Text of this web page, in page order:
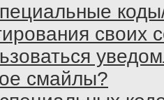
своих
смайлы?